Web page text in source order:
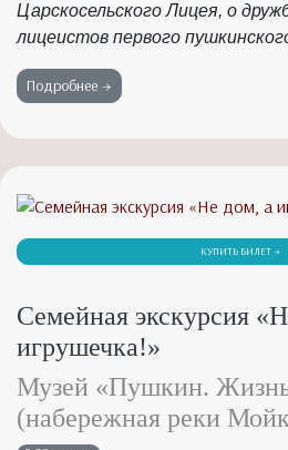
Царскосельского Лицея, о
лицеистов первого
Подробнее →
КУПИТЬ БИЛЕТ →
Семейная экскурсия
игрушечка!»
Музей «Пушкин. Жизнь
(набережная реки